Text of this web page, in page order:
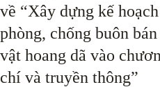
về “Xây dựng kế
phòng, chống buôn
vật hoang dã vào
chí và truyền thông”